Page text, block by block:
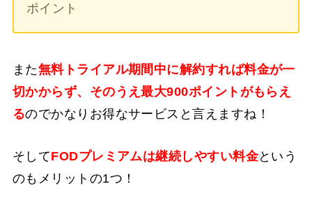
ポイント
また無料トライアル期間中に解約すれば料金が一
切かからず、そのうえ最大900ポイントがもらえ
るのでかなりお得なサービスと言えますね！
そしてFODプレミアムは継続しやすい料金という
のもメリットの1つ！